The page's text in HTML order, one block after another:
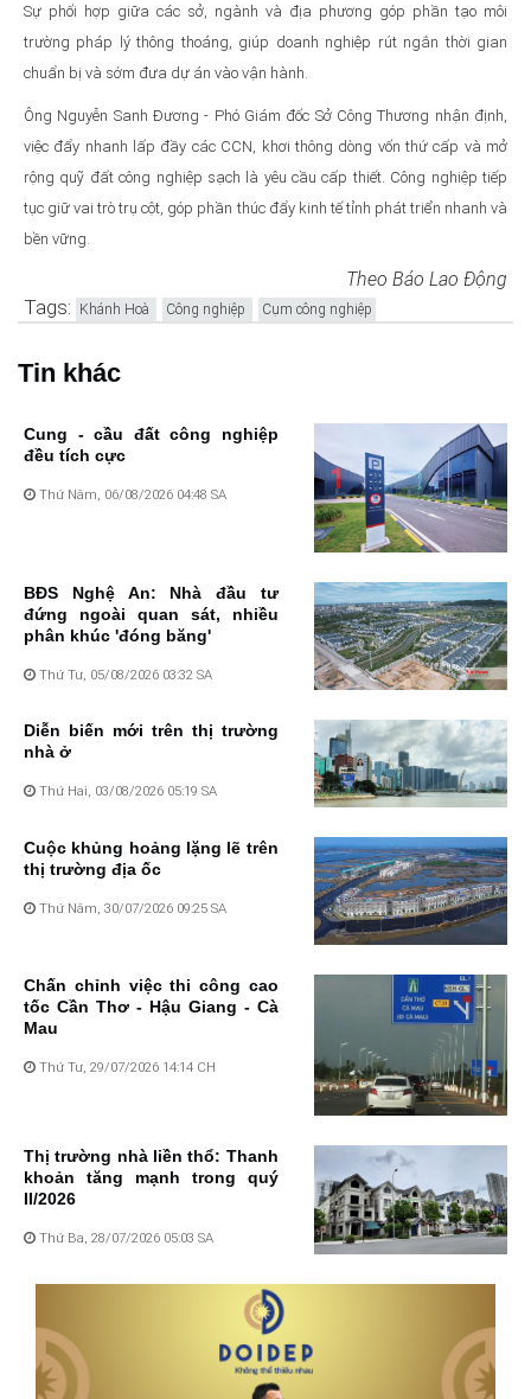
Sự phối hợp giữa các sở, ngành và địa phương góp phần tạo môi
trường pháp lý thông thoáng, giúp doanh nghiệp rút ngắn thời gian
chuẩn bị và sớm đưa dự án vào vận hành.
Ông Nguyễn Sanh Đương - Phó Giám đốc Sở Công Thương nhận định,
việc đẩy nhanh lấp đầy các CCN, khơi thông dòng vốn thứ cấp và mở
rộng quỹ đất công nghiệp sạch là yêu cầu cấp thiết. Công nghiệp tiếp
tục giữ vai trò trụ cột, góp phần thúc đẩy kinh tế tỉnh phát triển nhanh và
bền vững.
Theo Báo Lao Động
Tags: Khánh Hoà Công nghiệp Cụm công nghiệp
Tin khác
Cung - cầu đất công nghiệp
đều tích cực
Thứ Năm, 06/08/2026 04:48 SA
BĐS Nghệ An: Nhà đầu tư
đứng ngoài quan sát, nhiều
phân khúc 'đóng băng'
Thứ Tư, 05/08/2026 03:32 SA
Diễn biến mới trên thị trường
nhà ở
Thứ Hai, 03/08/2026 05:19 SA
Cuộc khủng hoảng lặng lẽ trên
thị trường địa ốc
Thứ Năm, 30/07/2026 09:25 SA
Chấn chỉnh việc thi công cao
tốc Cần Thơ - Hậu Giang - Cà
Mau
Thứ Tư, 29/07/2026 14:14 CH
Thị trường nhà liền thổ: Thanh
khoản tăng mạnh trong quý
II/2026
Thứ Ba, 28/07/2026 05:03 SA